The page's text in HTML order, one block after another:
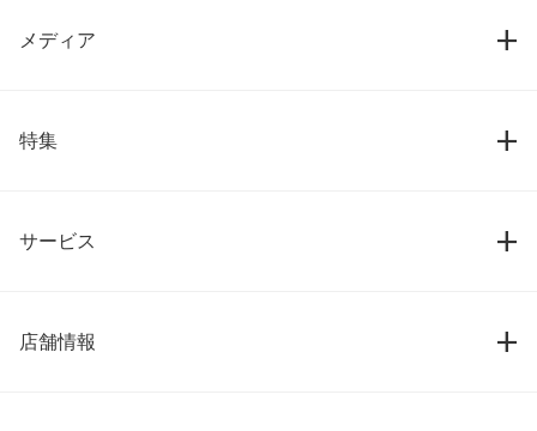
メディア
特集
サービス
店舗情報